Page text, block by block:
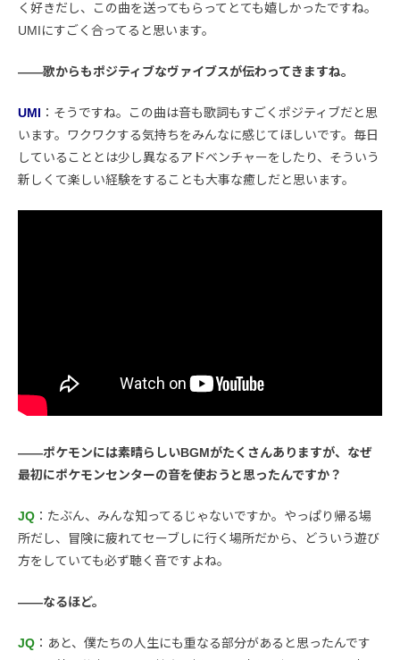
く好きだし、この曲を送ってもらってとても嬉しかったですね。
UMIにすごく合ってると思います。
――歌からもポジティブなヴァイブスが伝わってきますね。
UMI ：そうですね。この曲は音も歌詞もすごくポジティブだと思
います。ワクワクする気持ちをみんなに感じてほしいです。毎日
していることとは少し異なるアドベンチャーをしたり、そういう
新しくて楽しい経験をすることも大事な癒しだと思います。
――ポケモンには素晴らしいBGMがたくさんありますが、なぜ
最初にポケモンセンターの音を使おうと思ったんですか？
JQ ：たぶん、みんな知ってるじゃないですか。やっぱり帰る場
所だし、冒険に疲れてセーブしに行く場所だから、どういう遊び
方をしていても必ず聴く音ですよね。
――なるほど。
JQ ：あと、僕たちの人生にも重なる部分があると思ったんです